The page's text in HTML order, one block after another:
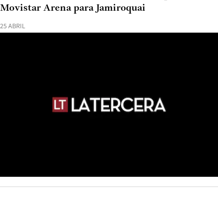
25 ABRIL
Movistar Arena para Jamiroquai